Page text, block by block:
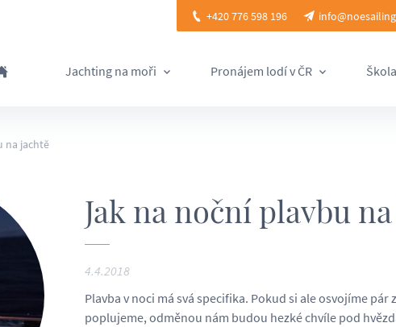
+420 776 598 196
Jachting na moři Pronájem lodí v ČR
na jachtě
Jak na noční plavbu
4.4.2018
Plavba v noci má svá specifika. Pokud si ale osvojíme
poplujeme, odměnou nám budou hezké chvíle pod